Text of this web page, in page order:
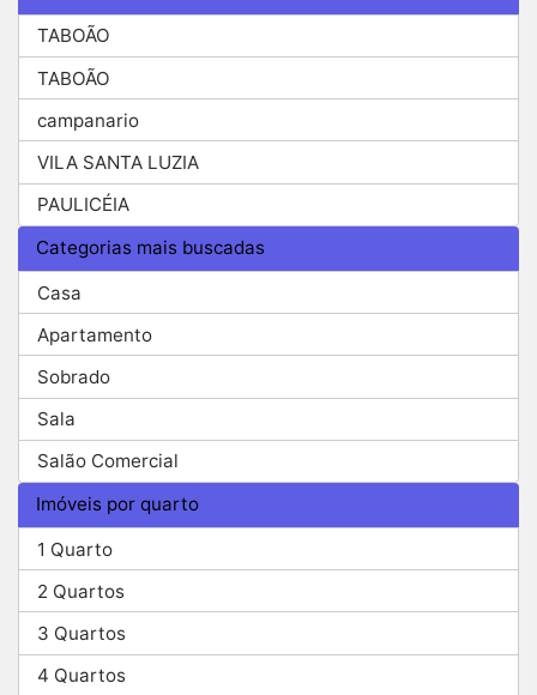
TABOÃO
TABOÃO
campanario
VILA SANTA LUZIA
PAULICÉIA
Categorias mais buscadas
Casa
Apartamento
Sobrado
Sala
Salão Comercial
Imóveis por quarto
1 Quarto
2 Quartos
3 Quartos
4 Quartos